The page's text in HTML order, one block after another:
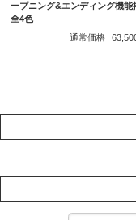
ープニング&エンディング機能
全4色
通常価格